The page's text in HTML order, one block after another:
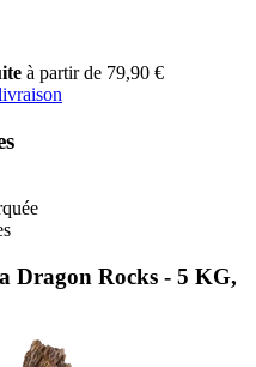
à partir de 79,90 €
Dragon Rocks - 5 KG,